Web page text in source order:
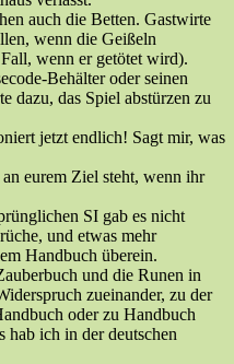
auch die Betten. Gastwirte
wenn die Geißeln
wenn er getötet wird).
Behälter oder seinen
dazu, das Spiel abstürzen zu
jetzt endlich! Sagt mir, was
eurem Ziel steht, wenn ihr
SI gab es nicht
und etwas mehr
Handbuch überein.
und die Runen in
zueinander, zu der
oder zu Handbuch
ich in der deutschen